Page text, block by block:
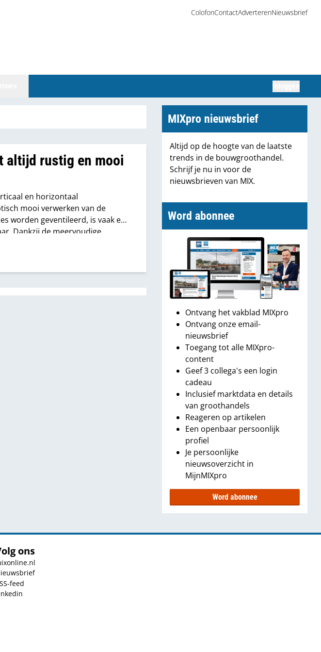
ColofonContactAdverterenNieuwsbrief
altijd rustig en mooi
en horizontaal
mooi verwerken van de
worden geventileerd, is vaak een
Dankzij de meervoudige
een eind. Gebuvolco en Tilmar
gepatenteerde koker.
MIXpro nieuwsbrief
Altijd op de hoogte van de laatste
trends in de bouwgroothandel.
Schrijf je nu in voor de
nieuwsbrieven van MIX.
Word abonnee
Ontvang het vakblad MIXpro
Ontvang onze email-
nieuwsbrief
Toegang tot alle MIXpro-
content
Geef 3 collega's een login
cadeau
Inclusief marktdata en details
van groothandels
Reageren op artikelen
Een openbaar persoonlijk
profiel
Je persoonlijke
nieuwsoverzicht in
MijnMIXpro
Word abonnee
ons
feed